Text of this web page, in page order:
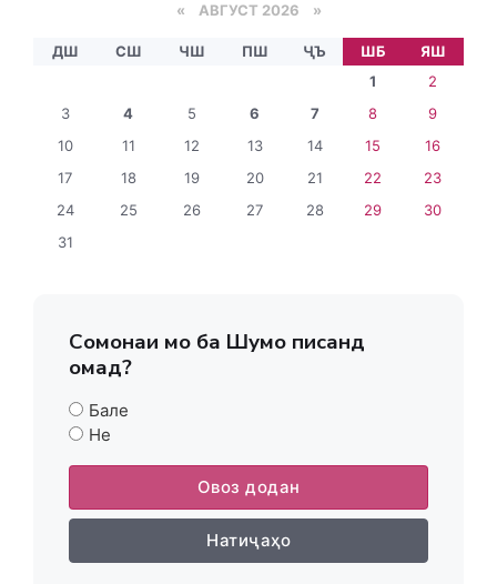
« АВГУСТ 2026 »
ДШ СШ ЧШ ПШ ҶЪ ШБ
ЯШ
1
2
3
4 5 6 7 8
9
10
11 12 13 14 15
16
17
18 19 20 21 22
23
24
25 26 27 28 29
30
31
Сомонаи мо ба Шумо писанд
омад?
Бале
Не
Овоз додан
Натиҷаҳо